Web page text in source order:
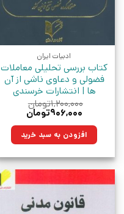
ادبیات ایران
کتاب بررسی تحلیلی معاملات
فضولی و دعاوی ناشی از آن
ها | انتشارات خرسندی
۱,۲۰۰,۰۰۰تومان
قیمت
۱,۲۰۰,۰۰۰تومان
بود.
۹۰۶,۰۰۰تومان
۹۰۶,۰۰۰تومان.افزودن به سبد خرید